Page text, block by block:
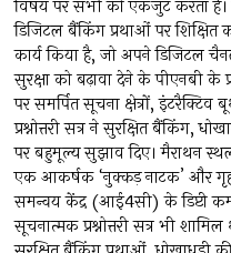
विषय पर सभी को एकजुट करता
डिजिटल बैंकिंग प्रथाओं पर
कार्य किया है, जो अपने डिजिटल
सुरक्षा को बढ़ावा देने के पीएनबी के
पर समर्पित सूचना क्षेत्रों,
प्रश्नोत्तरी सत्र ने सुरक्षित बैंकिंग,
पर बहुमूल्य सुझाव दिए। मैराथन
एक आकर्षक ‘नुक्कड़ नाटक’ और
समन्वय केंद्र (आई4सी) के डिप्टी
सूचनात्मक प्रश्नोत्तरी सत्र भी